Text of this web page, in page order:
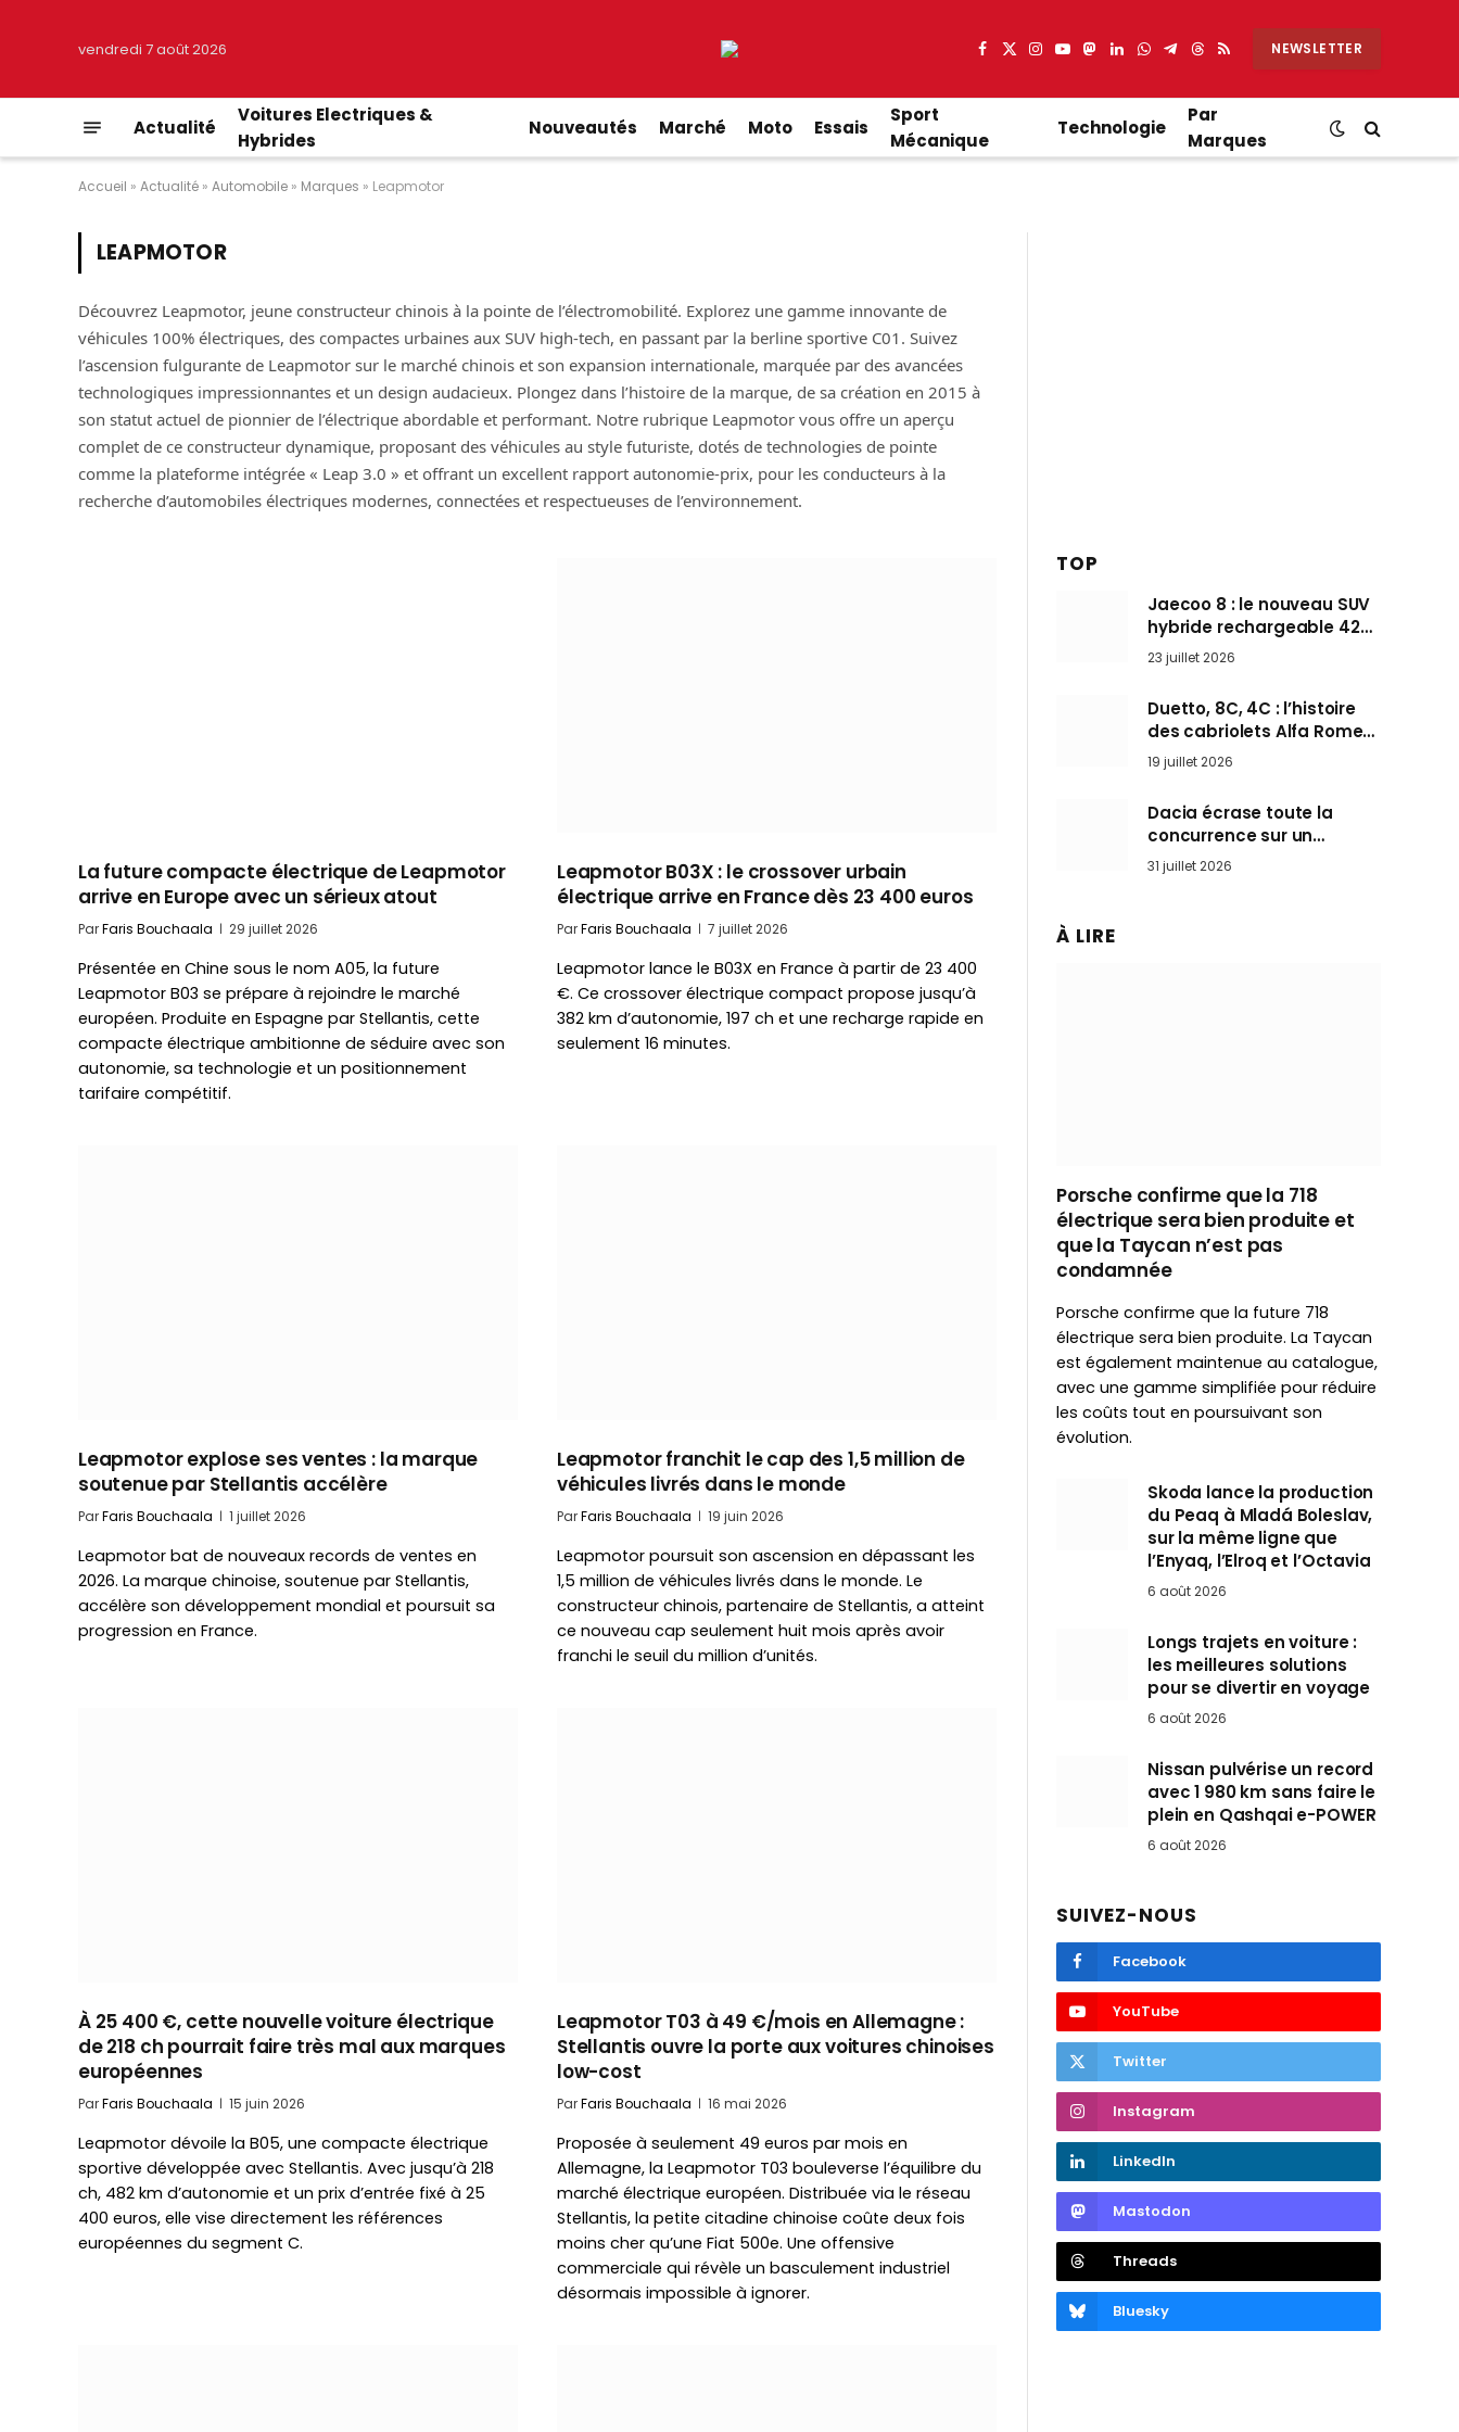
vendredi 7 août 2026 Facebook
X
Instagram
YouTube
Mastodon
LinkedIn
WhatsApp
Partager
Telegram
Threads
RSS NEWSLETTER
Actualité
Voitures Electriques &
Hybrides
Nouveautés Marché Moto Essais
Sport
Mécanique
Technologie
Par
Marques
Accueil » Actualité » Automobile » Marques » Leapmotor
LEAPMOTOR
Découvrez Leapmotor, jeune constructeur chinois à la pointe de l’électromobilité. Explorez une gamme innovante de
véhicules 100% électriques, des compactes urbaines aux SUV high-tech, en passant par la berline sportive C01. Suivez
l’ascension fulgurante de Leapmotor sur le marché chinois et son expansion internationale, marquée par des avancées
technologiques impressionnantes et un design audacieux. Plongez dans l’histoire de la marque, de sa création en 2015 à
son statut actuel de pionnier de l’électrique abordable et performant. Notre rubrique Leapmotor vous offre un aperçu
complet de ce constructeur dynamique, proposant des véhicules au style futuriste, dotés de technologies de pointe
comme la plateforme intégrée « Leap 3.0 » et offrant un excellent rapport autonomie-prix, pour les conducteurs à la
recherche d’automobiles électriques modernes, connectées et respectueuses de l’environnement.
La future compacte électrique de Leapmotor
arrive en Europe avec un sérieux atout
ParFaris Bouchaala 29 juillet 2026
Présentée en Chine sous le nom A05, la future
Leapmotor B03 se prépare à rejoindre le marché
européen. Produite en Espagne par Stellantis, cette
compacte électrique ambitionne de séduire avec son
autonomie, sa technologie et un positionnement
tarifaire compétitif.
Leapmotor B03X : le crossover urbain
électrique arrive en France dès 23 400 euros
ParFaris Bouchaala 7 juillet 2026
Leapmotor lance le B03X en France à partir de 23 400
€. Ce crossover électrique compact propose jusqu’à
382 km d’autonomie, 197 ch et une recharge rapide en
seulement 16 minutes.
Leapmotor explose ses ventes : la marque
soutenue par Stellantis accélère
ParFaris Bouchaala 1 juillet 2026
Leapmotor bat de nouveaux records de ventes en
2026. La marque chinoise, soutenue par Stellantis,
accélère son développement mondial et poursuit sa
progression en France.
Leapmotor franchit le cap des 1,5 million de
véhicules livrés dans le monde
ParFaris Bouchaala 19 juin 2026
Leapmotor poursuit son ascension en dépassant les
1,5 million de véhicules livrés dans le monde. Le
constructeur chinois, partenaire de Stellantis, a atteint
ce nouveau cap seulement huit mois après avoir
franchi le seuil du million d’unités.
À 25 400 €, cette nouvelle voiture électrique
de 218 ch pourrait faire très mal aux marques
européennes
ParFaris Bouchaala 15 juin 2026
Leapmotor dévoile la B05, une compacte électrique
sportive développée avec Stellantis. Avec jusqu’à 218
ch, 482 km d’autonomie et un prix d’entrée fixé à 25
400 euros, elle vise directement les références
européennes du segment C.
Leapmotor T03 à 49 €/mois en Allemagne :
Stellantis ouvre la porte aux voitures chinoises
low-cost
ParFaris Bouchaala 16 mai 2026
Proposée à seulement 49 euros par mois en
Allemagne, la Leapmotor T03 bouleverse l’équilibre du
marché électrique européen. Distribuée via le réseau
Stellantis, la petite citadine chinoise coûte deux fois
moins cher qu’une Fiat 500e. Une offensive
commerciale qui révèle un basculement industriel
désormais impossible à ignorer.
TOP
Jaecoo 8 : le nouveau SUV
hybride rechargeable 428
ch qui vise l’Audi Q7 arrive
en Europe cet automne
23 juillet 2026
Duetto, 8C, 4C : l’histoire
des cabriolets Alfa Romeo,
ces Spider qui ont défini
l’art de rouler cheveux au
vent
19 juillet 2026
Dacia écrase toute la
concurrence sur un
marché où personne ne
l’attendait
31 juillet 2026
À LIRE
Porsche confirme que la 718
électrique sera bien produite et
que la Taycan n’est pas
condamnée
Porsche confirme que la future 718
électrique sera bien produite. La Taycan
est également maintenue au catalogue,
avec une gamme simplifiée pour réduire
les coûts tout en poursuivant son
évolution.
Skoda lance la production
du Peaq à Mladá Boleslav,
sur la même ligne que
l’Enyaq, l’Elroq et l’Octavia
6 août 2026
Longs trajets en voiture :
les meilleures solutions
pour se divertir en voyage
6 août 2026
Nissan pulvérise un record
avec 1 980 km sans faire le
plein en Qashqai e-POWER
6 août 2026
SUIVEZ-NOUS
Facebook
YouTube
Twitter
Instagram
LinkedIn
Mastodon
Threads
Bluesky